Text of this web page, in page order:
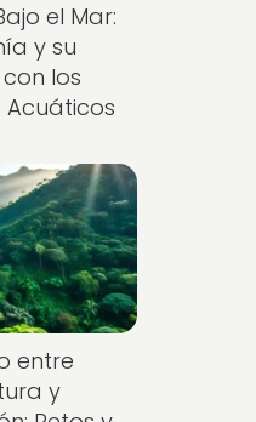
el Mar:
y su
los
Acuáticos
entre
y